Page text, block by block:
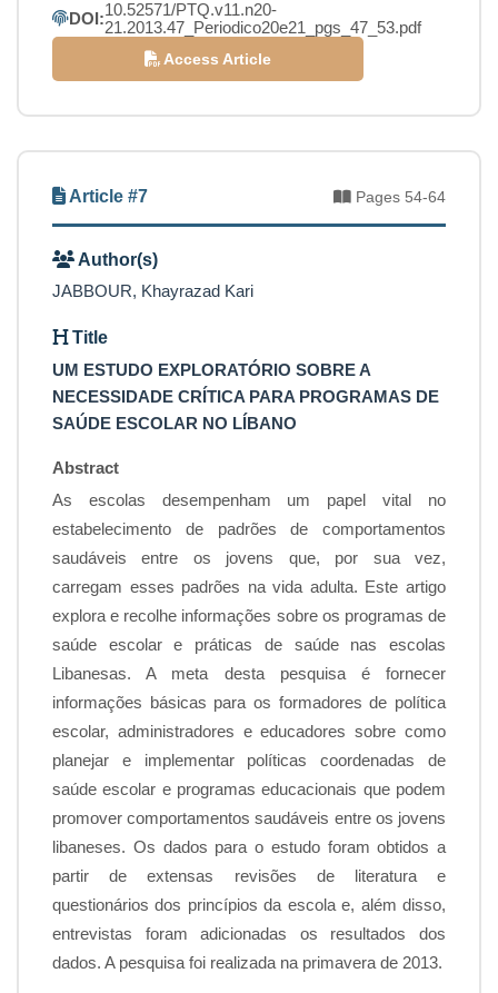
DOI:10.52571/PTQ.v11.n20-
21.2013.47_Periodico20e21_pgs_47_53.pdf
Access Article
Article #7 Pages 54-64
Author(s)
JABBOUR, Khayrazad Kari
Title
UM ESTUDO EXPLORATÓRIO SOBRE A
NECESSIDADE CRÍTICA PARA PROGRAMAS DE
SAÚDE ESCOLAR NO LÍBANO
Abstract
As escolas desempenham um papel vital no
estabelecimento de padrões de comportamentos
saudáveis entre os jovens que, por sua vez,
carregam esses padrões na vida adulta. Este artigo
explora e recolhe informações sobre os programas de
saúde escolar e práticas de saúde nas escolas
Libanesas. A meta desta pesquisa é fornecer
informações básicas para os formadores de política
escolar, administradores e educadores sobre como
planejar e implementar políticas coordenadas de
saúde escolar e programas educacionais que podem
promover comportamentos saudáveis entre os jovens
libaneses. Os dados para o estudo foram obtidos a
partir de extensas revisões de literatura e
questionários dos princípios da escola e, além disso,
entrevistas foram adicionadas os resultados dos
dados. A pesquisa foi realizada na primavera de 2013.